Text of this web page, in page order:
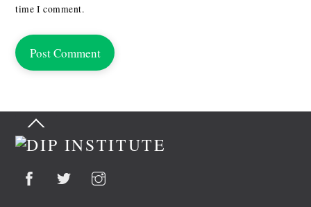
time I comment.
Back
Top